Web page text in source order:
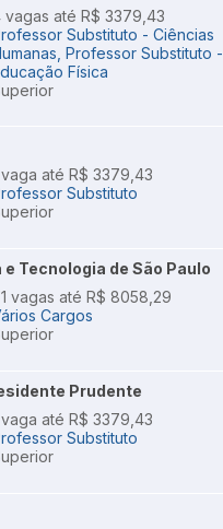
vagas até R$ 3379,43
Substituto - Ciências
Professor Substituto -
Física
vaga até R$ 3379,43
Substituto
Tecnologia de São Paulo
vagas até R$ 8058,29
Cargos
Prudente
vaga até R$ 3379,43
Substituto